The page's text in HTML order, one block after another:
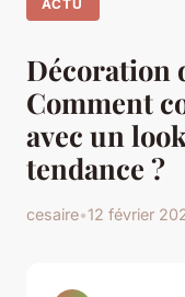
ACTU
Décoration
Comment
avec un
tendance ?
cesaire•12 février